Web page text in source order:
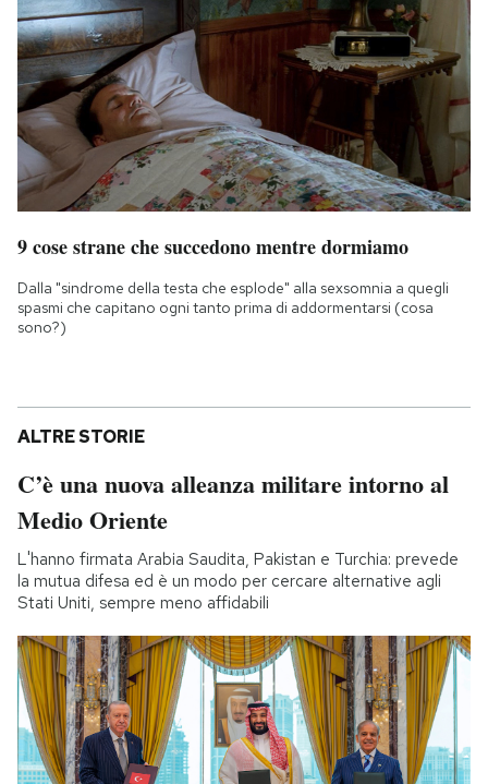
9 cose strane che succedono mentre dormiamo
Dalla "sindrome della testa che esplode" alla sexsomnia a quegli
spasmi che capitano ogni tanto prima di addormentarsi (cosa
sono?)
ALTRE STORIE
C’è una nuova alleanza militare intorno al
Medio Oriente
L'hanno firmata Arabia Saudita, Pakistan e Turchia: prevede
la mutua difesa ed è un modo per cercare alternative agli
Stati Uniti, sempre meno affidabili